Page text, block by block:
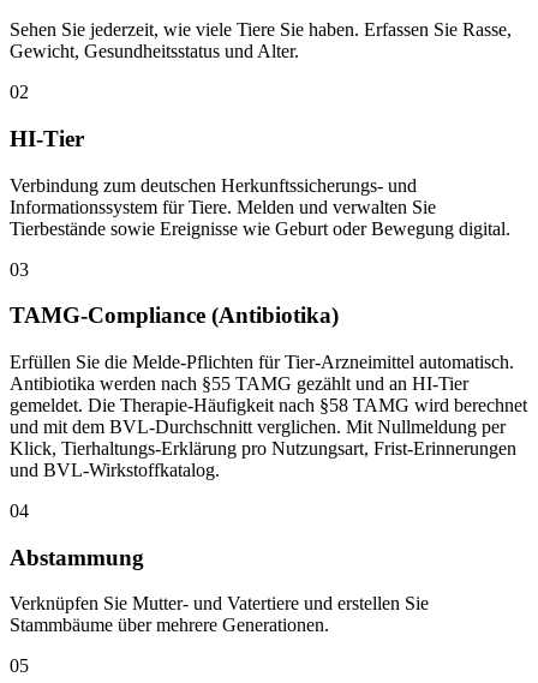
Sehen Sie jederzeit, wie viele Tiere Sie haben. Erfassen Sie Rasse,
Gewicht, Gesundheitsstatus und Alter.
02
HI-Tier
Verbindung zum deutschen Herkunftssicherungs- und
Informationssystem für Tiere. Melden und verwalten Sie
Tierbestände sowie Ereignisse wie Geburt oder Bewegung digital.
03
TAMG-Compliance (Antibiotika)
Erfüllen Sie die Melde-Pflichten für Tier-Arzneimittel automatisch.
Antibiotika werden nach §55 TAMG gezählt und an HI-Tier
gemeldet. Die Therapie-Häufigkeit nach §58 TAMG wird berechnet
und mit dem BVL-Durchschnitt verglichen. Mit Nullmeldung per
Klick, Tierhaltungs-Erklärung pro Nutzungsart, Frist-Erinnerungen
und BVL-Wirkstoffkatalog.
04
Abstammung
Verknüpfen Sie Mutter- und Vatertiere und erstellen Sie
Stammbäume über mehrere Generationen.
05